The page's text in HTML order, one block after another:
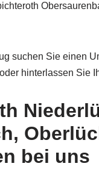
suchen Sie einen
hinterlassen Sie
bei uns